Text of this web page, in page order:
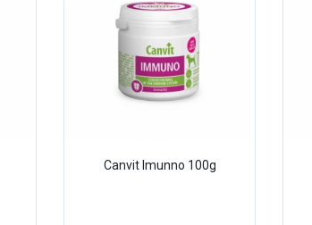
Canvit Imunno 100g